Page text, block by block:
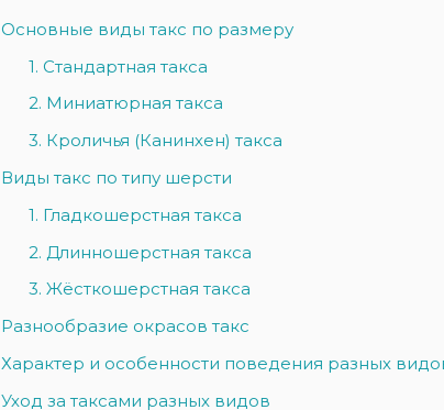
Основные виды такс по размеру
1. Стандартная такса
2. Миниатюрная такса
3. Кроличья (Канинхен) такса
Виды такс по типу шерсти
1. Гладкошерстная такса
2. Длинношерстная такса
3. Жёсткошерстная такса
Разнообразие окрасов такс
Характер и особенности поведения разных
Уход за таксами разных видов